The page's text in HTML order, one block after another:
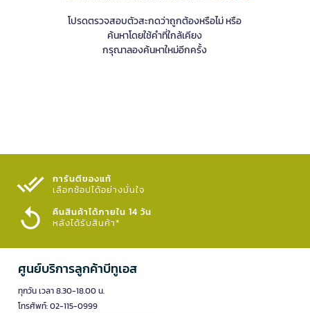
โปรดตรวจสอบตัวสะกดว่าถูกต้องหรือไม่ หรือ
ค้นหาโดยใช้คำที่ใกล้เคียง
กรุณาลองค้นหาใหม่อีกครั้ง
การันตีของแท้
เลือกช้อปได้อย่างมั่นใจ​
คืนสินค้าได้ภายใน 14 วัน
หลังได้รับสินค้า*
ศูนย์บริการลูกค้าบีทูเอส
ทุกวัน เวลา 8.30-18.00 น.
โทรศัพท์: 02-115-0999